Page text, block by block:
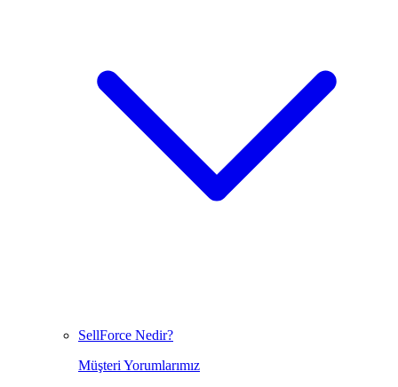
SellForce Nedir?
Müşteri Yorumlarımız